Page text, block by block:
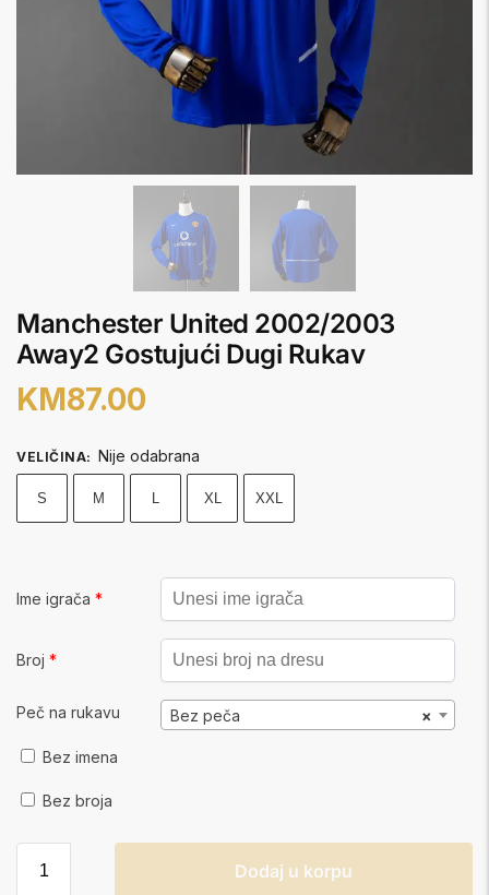
Manchester United 2002/2003
Away2 Gostujući Dugi Rukav
KM87.00
VELIČINA: Nije odabrana
S M L XL XXL
Ime igrača *
Broj *
Peč na rukavu ×
Bez peča
Bez imena
Bez broja
Dodaj u korpu